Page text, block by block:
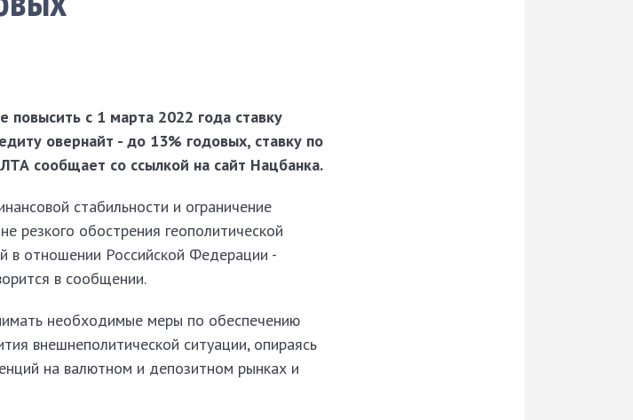
повысить с 1 марта 2022 года ставку
овернайт - до 13% годовых, ставку по
сообщает со ссылкой на сайт Нацбанка.
стабильности и ограничение
резкого обострения геополитической
в отношении Российской Федерации -
в сообщении.
необходимые меры по обеспечению
внешнеполитической ситуации, опираясь
на валютном и депозитном рынках и